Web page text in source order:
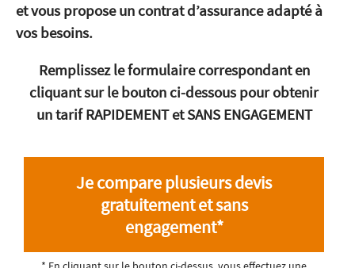
et vous propose un contrat d’assurance adapté à
vos besoins.
Remplissez le formulaire correspondant en
cliquant sur le bouton ci-dessous pour obtenir
un tarif RAPIDEMENT et SANS ENGAGEMENT
Je compare plusieurs devis
gratuitement et sans
engagement*